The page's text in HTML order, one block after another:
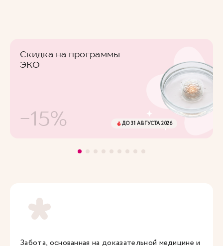
Скидка на программы
ЭКО
-15% ДО 31 АВГУСТА 2026
Забота, основанная на доказательной медицине и